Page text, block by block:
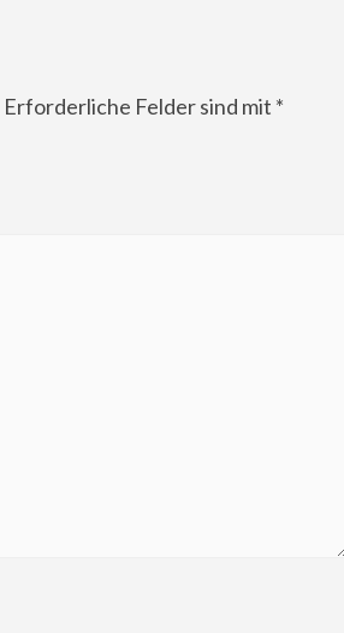
Erforderliche Felder sind mit *